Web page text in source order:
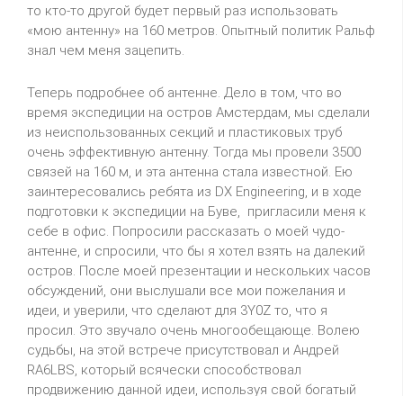
то кто-то другой будет первый раз использовать
«мою антенну» на 160 метров. Опытный политик Ральф
знал чем меня зацепить.
Теперь подробнее об антенне. Дело в том, что во
время экспедиции на остров Амстердам, мы сделали
из неиспользованных секций и пластиковых труб
очень эффективную антенну. Тогда мы провели 3500
связей на 160 м, и эта антенна стала известной. Ею
заинтересовались ребята из DX Engineering, и в ходе
подготовки к экспедиции на Буве, пригласили меня к
себе в офис. Попросили рассказать о моей чудо-
антенне, и спросили, что бы я хотел взять на далекий
остров. После моей презентации и нескольких часов
обсуждений, они выслушали все мои пожелания и
идеи, и уверили, что сделают для 3Y0Z то, что я
просил. Это звучало очень многообещающе. Волею
судьбы, на этой встрече присутствовал и Андрей
RA6LBS, который всячески способствовал
продвижению данной идеи, используя свой богатый